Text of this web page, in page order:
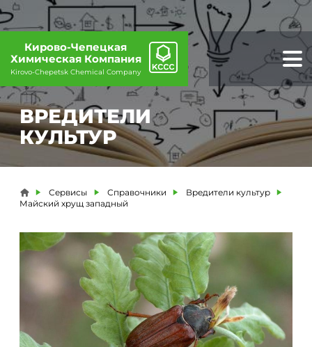
Кирово-Чепецкая
Химическая Компания
Kirovo-Chepetsk Chemical Company
ВРЕДИТЕЛИ
КУЛЬТУР
Вы здесь
Сервисы Справочники
Вредители культур
Майский хрущ западный